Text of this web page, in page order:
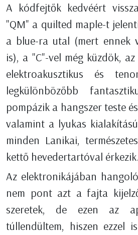
A kódfejtők kedvéért
"QM" a quilted maple-t
a blue-ra utal (mert ennek
is), a "C"-vel még küzdök,
elektroakusztikus és
legkülönbözőbb
pompázik a hangszer teste
valamint a lyukas
minden Lanikai,
kettő hevedertartóval érkezik.
Az elektronikájában
nem pont azt a fajta
szeretek, de ezen az
túllendültem, hiszen ezzel